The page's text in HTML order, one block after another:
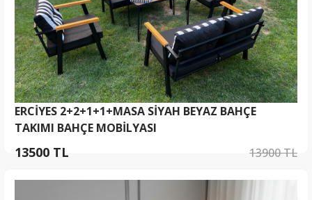
ERCİYES 2+2+1+1+MASA SİYAH BEYAZ BAHÇE
TAKIMI BAHÇE MOBİLYASI
13900 TL
13500 TL